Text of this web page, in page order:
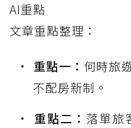
AI重點
文章重點整理：
重點一： 何時旅
不配房新制。
重點二： 落單旅